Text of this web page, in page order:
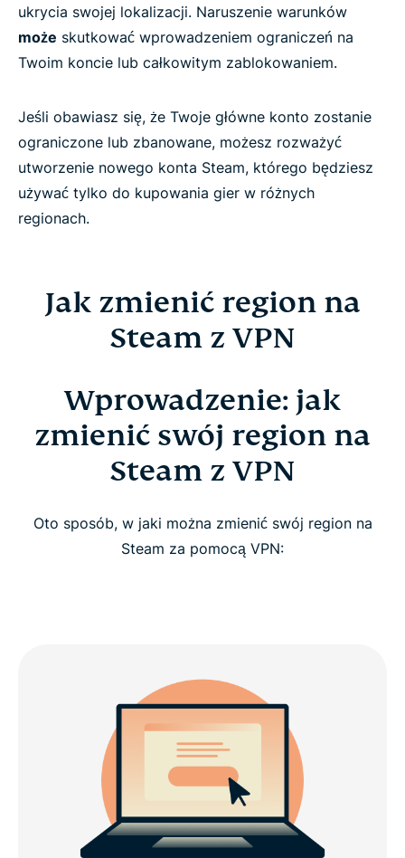
Choose a top-rated Steam VPN
ExpressVPN for Steam
ukrycia swojej lokalizacji. Naruszenie warunków
może skutkować wprowadzeniem ograniczeń na
Twoim koncie lub całkowitym zablokowaniem.
Jeśli obawiasz się, że Twoje główne konto zostanie
ograniczone lub zbanowane, możesz rozważyć
utworzenie nowego konta Steam, którego będziesz
używać tylko do kupowania gier w różnych
regionach.
Jak zmienić region na
Steam z VPN
Wprowadzenie: jak
zmienić swój region na
Steam z VPN
Oto sposób, w jaki można zmienić swój region na
Steam za pomocą VPN: